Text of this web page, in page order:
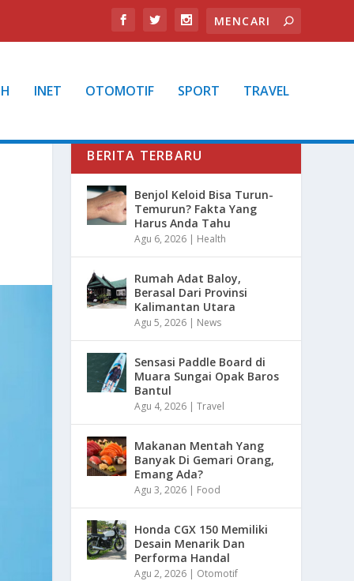
INET OTOMOTIF SPORT TRAVEL
BERITA TERBARU
Benjol Keloid Bisa Turun-
Temurun? Fakta Yang
Harus Anda Tahu
Agu 6, 2026 | Health
Rumah Adat Baloy,
Berasal Dari Provinsi
Kalimantan Utara
Agu 5, 2026 | News
Sensasi Paddle Board di
Muara Sungai Opak Baros
Bantul
Agu 4, 2026 |Travel
Makanan Mentah Yang
Banyak Di Gemari Orang,
Emang Ada?
Agu 3, 2026 | Food
Honda CGX 150 Memiliki
Desain Menarik Dan
Performa Handal
Agu 2, 2026 | Otomotif